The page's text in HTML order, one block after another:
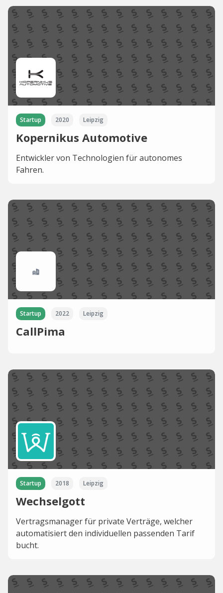
Startup 2020 Leipzig
Kopernikus Automotive
Entwickler von Technologien für autonomes
Fahren.
Startup 2022 Leipzig
CallPima
Startup 2018 Leipzig
Wechselgott
Vertragsmanager für private Verträge, welcher
automatisiert den individuellen passenden Tarif
bucht.